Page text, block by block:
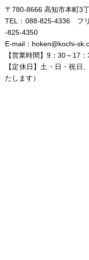
〒780-8666 高知市本町3
TEL：088-825-4336 フ
-825-4350
E-mail：hoken@kochi-
【営業時間】9：30～17
【定休日】土・日・祝日
たします）